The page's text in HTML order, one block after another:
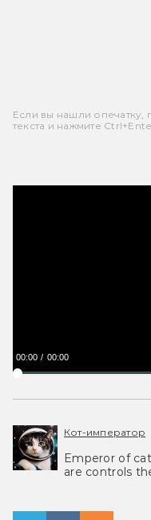
Если вы нашли опечатку,
текста и нажмите
00:00 00:00
Кот-император
Emperor of
are controls